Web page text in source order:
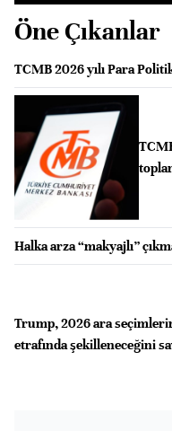
Öne Çıkanlar
TCMB 2026 yılı Para
Halka arza “makyajlı”
Trump, 2026 ara
etrafında şekilleneceğini